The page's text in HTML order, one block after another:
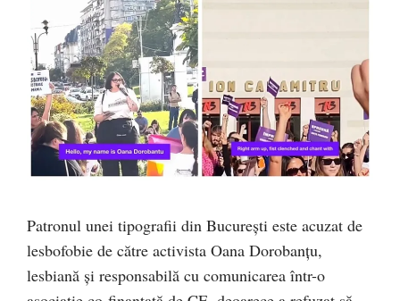
Patronul unei tipografii din București este acuzat de
lesbofobie de către activista Oana Dorobanțu,
lesbiană și responsabilă cu comunicarea într-o